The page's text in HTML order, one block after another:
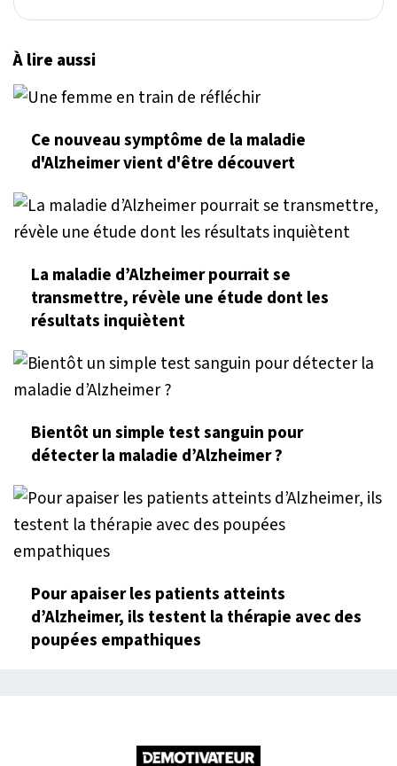
À lire aussi
Ce nouveau symptôme de la maladie
d'Alzheimer vient d'être découvert
La maladie d’Alzheimer pourrait se
transmettre, révèle une étude dont les
résultats inquiètent
Bientôt un simple test sanguin pour
détecter la maladie d’Alzheimer ?
Pour apaiser les patients atteints
d’Alzheimer, ils testent la thérapie avec des
poupées empathiques